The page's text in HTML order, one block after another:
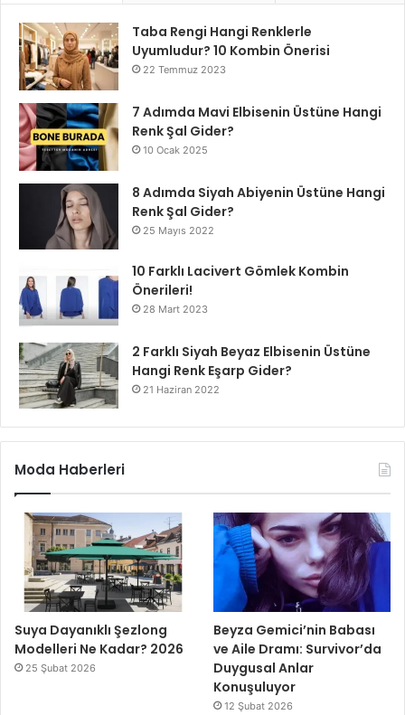
Taba Rengi Hangi Renklerle
Uyumludur? 10 Kombin Önerisi
22 Temmuz 2023
7 Adımda Mavi Elbisenin Üstüne Hangi
Renk Şal Gider?
10 Ocak 2025
8 Adımda Siyah Abiyenin Üstüne Hangi
Renk Şal Gider?
25 Mayıs 2022
10 Farklı Lacivert Gömlek Kombin
Önerileri!
28 Mart 2023
2 Farklı Siyah Beyaz Elbisenin Üstüne
Hangi Renk Eşarp Gider?
21 Haziran 2022
Moda Haberleri
Suya Dayanıklı Şezlong
Modelleri Ne Kadar? 2026
25 Şubat 2026
Beyza Gemici’nin Babası
ve Aile Dramı: Survivor’da
Duygusal Anlar
Konuşuluyor
12 Şubat 2026